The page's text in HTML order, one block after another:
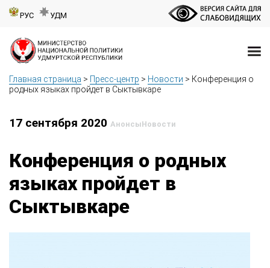
РУС УДМ
Главная страница > Пресс-центр > Новости > Конференция о
родных языках пройдет в Сыктывкаре
17 сентября 2020 АнонсыНовости
Конференция о родных
языках пройдет в
Сыктывкаре